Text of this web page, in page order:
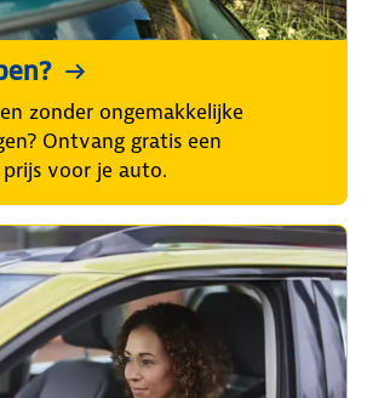
zonder ongemakkelijke
Ontvang gratis een
voor je auto.